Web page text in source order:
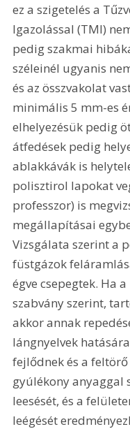
ez a szigetelés a
Igazolással (TMI)
pedig szakmai
széleinél ugyanis
és az összvakolat
minimális 5 mm-es
elhelyezésük pedig
átfedések pedig
ablakkávák is
polisztirol lapokat
professzor) is
megállapításai
Vizsgálata szerint a
füstgázok
égve csepegtek. Ha
szabvány szerint,
akkor annak
lángnyelvek
fejlődnek és a
gyúlékony anyaggal
leesését, és a
leégését